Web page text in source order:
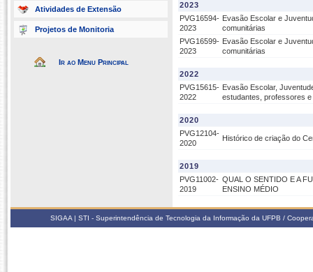
Atividades de Extensão
Projetos de Monitoria
Ir ao Menu Principal
2023
PVG16594-
2023
Evasão Escolar e
comunitárias
PVG16599-
2023
Evasão Escolar e
comunitárias
2022
PVG15615-
2022
Evasão Escolar,
estudantes, professores
2020
PVG12104-
2020
Histórico de criação do
2019
PVG11002-
2019
QUAL O SENTIDO E A
ENSINO MÉDIO
SIGAA | STI - Superintendência de Tecnologia da Informação da UFPB /